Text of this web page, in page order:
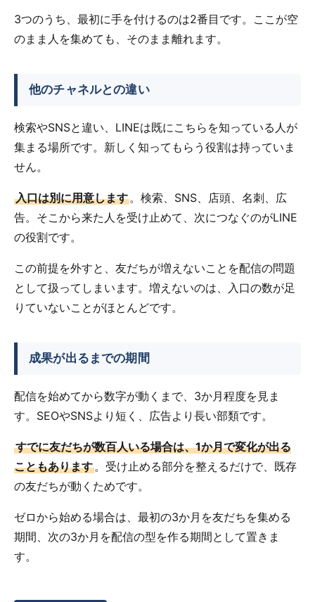
3つのうち、最初に手を付けるのは2番目です。ここが空
のまま人を集めても、そのまま離れます。
他のチャネルとの違い
検索やSNSと違い、LINEは既にこちらを知っている人が
集まる場所です。新しく知ってもらう役割は持っていま
せん。
入口は別に用意します。検索、SNS、店頭、名刺、広
告。そこから来た人を受け止めて、次につなぐのがLINE
の役割です。
この前提を外すと、友だちが増えないことを配信の問題
として扱ってしまいます。増えないのは、入口の数が足
りていないことがほとんどです。
成果が出るまでの期間
配信を始めてから数字が動くまで、3か月程度を見ま
す。SEOやSNSより短く、広告より長い部類です。
すでに友だちが数百人いる場合は、1か月で変化が出る
こともあります。受け止める部分を整えるだけで、既存
の友だちが動くためです。
ゼロから始める場合は、最初の3か月を友だちを集める
期間、次の3か月を配信の型を作る期間として置きま
す。